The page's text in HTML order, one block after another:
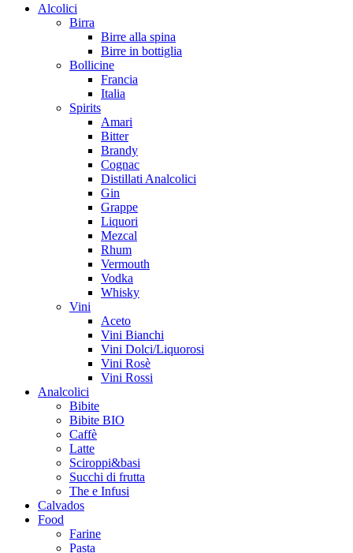
Alcolici
Birra
Birre alla spina
Birre in bottiglia
Bollicine
Francia
Italia
Spirits
Amari
Bitter
Brandy
Cognac
Distillati Analcolici
Gin
Grappe
Liquori
Mezcal
Rhum
Vermouth
Vodka
Whisky
Vini
Aceto
Vini Bianchi
Vini Dolci/Liquorosi
Vini Rosè
Vini Rossi
Analcolici
Bibite
Bibite BIO
Caffè
Latte
Sciroppi&basi
Succhi di frutta
The e Infusi
Calvados
Food
Farine
Pasta